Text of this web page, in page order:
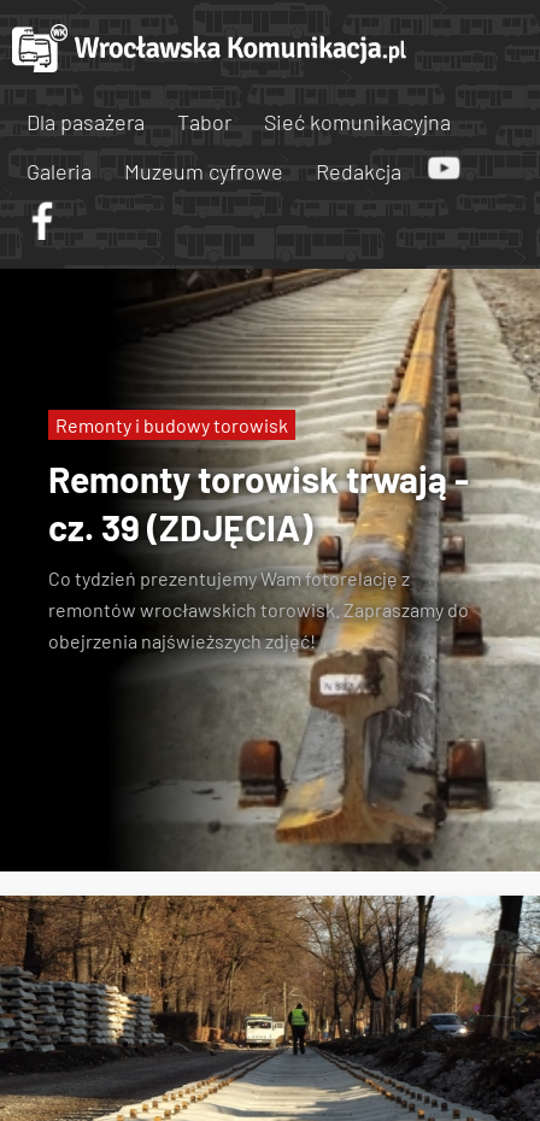
Dla pasażera Tabor
Sieć komunikacyjna
Galeria
Muzeum cyfrowe Redakcja
Remonty torowisk trwają -
cz. 39 (ZDJĘCIA)
Co tydzień prezentujemy Wam fotorelację z
remontów wrocławskich torowisk. Zapraszamy do
obejrzenia najświeższych zdjęć!
Remonty i budowy torowisk